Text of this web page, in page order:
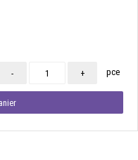
- + pce